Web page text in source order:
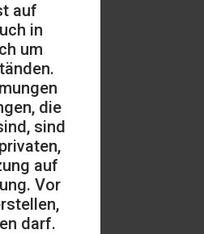
auf
in
um
die
sind
auf
Vor
darf.